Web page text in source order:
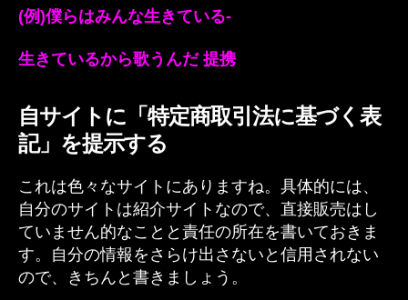
(例)僕らはみんな生きている-
生きているから歌うんだ 提携
自サイトに「特定商取引法に基づく表
記」を提示する
これは色々なサイトにありますね。具体的には、
自分のサイトは紹介サイトなので、直接販売はし
ていません的なことと責任の所在を書いておきま
す。自分の情報をさらけ出さないと信用されない
ので、きちんと書きましょう。